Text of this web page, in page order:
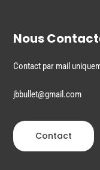
Nous
Contact par mail
jbbullet@gmail.com
Contact